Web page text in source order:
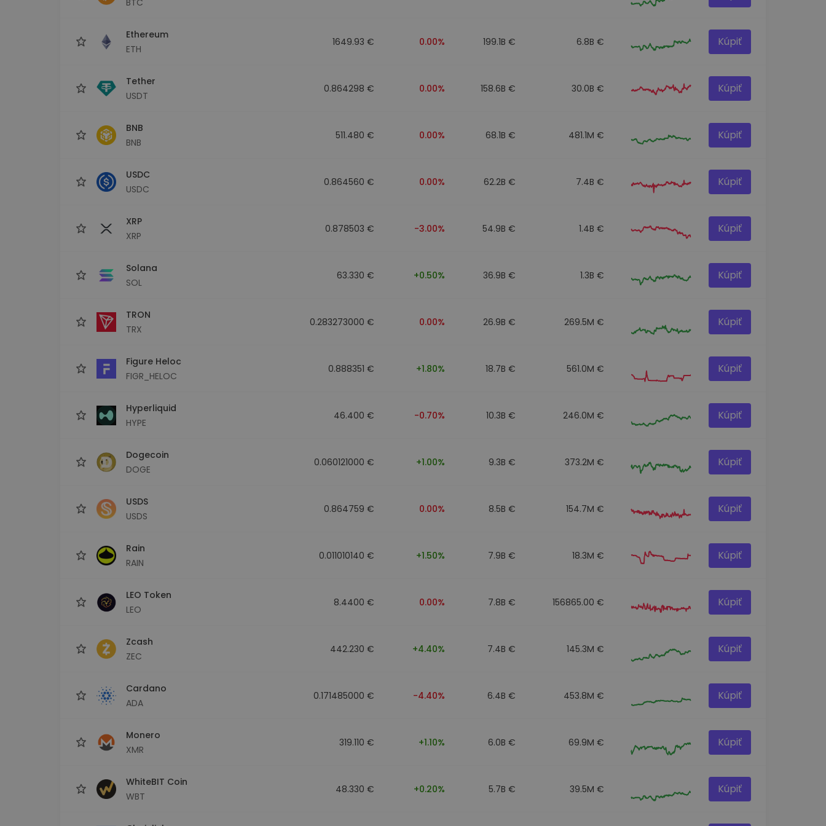
Ethereum
ETH
1649.93 € 0.00% 199.1B € 6.8B € Kúpiť
Tether
USDT
0.864298 € 0.00% 158.6B € 30.0B € Kúpiť
BNB
BNB
511.480 € 0.00% 68.1B € 481.1M € Kúpiť
USDC
USDC
0.864560 € 0.00% 62.2B € 7.4B € Kúpiť
XRP
XRP
0.878503 € -3.00% 54.9B € 1.4B € Kúpiť
Solana
SOL
63.330 € +0.50% 36.9B € 1.3B € Kúpiť
TRON
TRX
0.283273000 € 0.00% 26.9B € 269.5M € Kúpiť
Figure Heloc
FIGR_HELOC
0.888351 € +1.80% 18.7B € 561.0M € Kúpiť
Hyperliquid
HYPE
46.400 € -0.70% 10.3B € 246.0M € Kúpiť
Dogecoin
DOGE
0.060121000 € +1.00% 9.3B € 373.2M € Kúpiť
USDS
USDS
0.864759 € 0.00% 8.5B € 154.7M € Kúpiť
Rain
RAIN
0.011010140 € +1.50% 7.9B € 18.3M € Kúpiť
LEO Token
LEO
8.4400 € 0.00% 7.8B € 156865.00 € Kúpiť
Zcash
ZEC
442.230 € +4.40% 7.4B € 145.3M € Kúpiť
Cardano
ADA
0.171485000 € -4.40% 6.4B € 453.8M € Kúpiť
Monero
XMR
319.110 € +1.10% 6.0B € 69.9M € Kúpiť
WhiteBIT Coin
WBT
48.330 € +0.20% 5.7B € 39.5M € Kúpiť